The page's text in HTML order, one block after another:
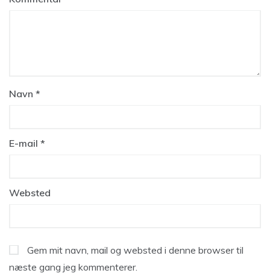
Navn *
E-mail *
Websted
Gem mit navn, mail og websted i denne browser til
næste gang jeg kommenterer.